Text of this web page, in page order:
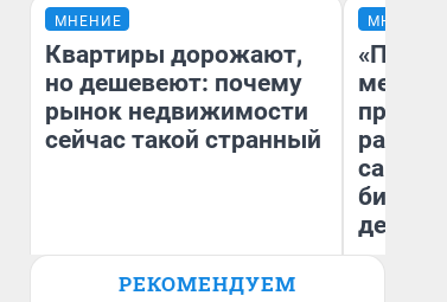
МНЕНИЕ
Квартиры дорожают,
но дешевеют: почему
рынок недвижимости
сейчас такой странный
Екатерина Торопова
МНЕНИЕ
самом
РЕКОМЕНДУЕМ